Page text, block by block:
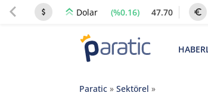
Dolar (%0.16) 47.70
Paratic» Sektörel »